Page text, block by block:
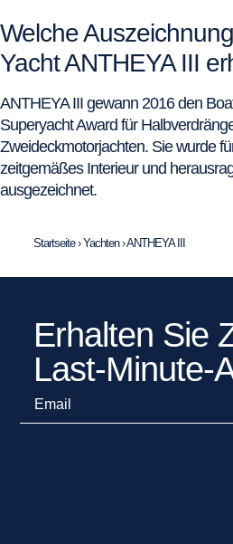
Welche
Yacht ANTHEYA III
ANTHEYA III gewann 2016 den
Superyacht Award für
Zweideckmotorjachten. Sie wurde
zeitgemäßes Interieur und
ausgezeichnet.
Startseite›Yachten›ANTHEYA III
Erhalten Sie
Last-Minute-